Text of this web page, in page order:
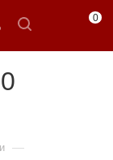
0
—